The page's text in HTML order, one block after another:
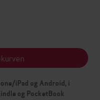
iPad og Android, i
og PocketBook